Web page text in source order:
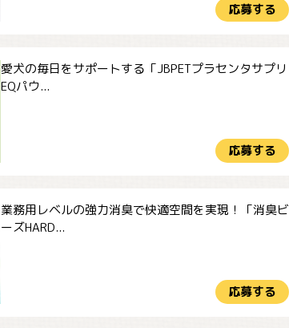
応募する
愛犬の毎日をサポートする「JBPETプラセンタサプリ
EQパウ...
応募する
業務用レベルの強力消臭で快適空間を実現！「消臭ビ
ーズHARD...
応募する